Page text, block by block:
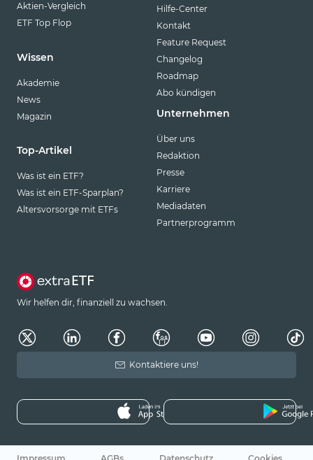
Aktien-Vergleich
ETF Top Flop
Wissen
Akademie
News
Magazin
Top-Artikel
Was ist ein ETF?
Was ist ein ETF-Sparplan?
Altersvorsorge mit ETFs
Hilfe-Center
Kontakt
Feature Request
Changelog
Roadmap
Abo kündigen
Unternehmen
Über uns
Redaktion
Presse
Karriere
Mediadaten
Partnerprogramm
Wir helfen dir, finanziell zu wachsen.
Kontaktiere uns!